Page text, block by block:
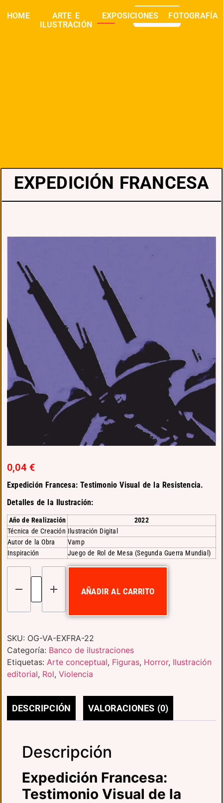
HOME
ARTE E
ILUSTRACIÓN
EXPOSICIONES FOTOGRAFÍA
buscar 0,00
EXPEDICIÓN FRANCESA
0,04 €
Expedición Francesa: Testimonio Visual de la Resistencia.
Detalles de la Ilustración:
Año de Realización
2022
Técnica de Creación Ilustración Digital
Autor de la Obra
Vamp
Inspiración
Juego de Rol de Mesa (Segunda Guerra Mundial)
AÑADIR AL CARRITO
SKU: OG-VA-EXFRA-22
Categoría: Banco de ilustraciones
Etiquetas: Arte conceptual, Figuras, Horror, Ilustración
editorial, Rol, Violencia
DESCRIPCIÓN VALORACIONES (0)
Descripción
Expedición Francesa:
Testimonio Visual de la